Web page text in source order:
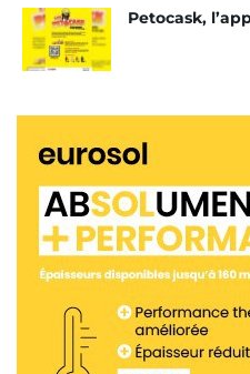
innovante et profitant
embarquées du
application
Des outils
L’application rassemble
pour accompagner le
· Des modules de
échafaudages. Le
Petocask,